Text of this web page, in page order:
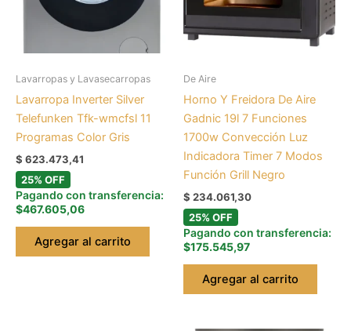
Lavarropas y Lavasecarropas
Lavarropa Inverter Silver
Telefunken Tfk-wmcfsl 11
Programas Color Gris
$ 623.473,41
25% OFF
Pagando con transferencia:
$467.605,06
Agregar al carrito
De Aire
Horno Y Freidora De Aire
Gadnic 19l 7 Funciones
1700w Convección Luz
Indicadora Timer 7 Modos
Función Grill Negro
$ 234.061,30
25% OFF
Pagando con transferencia:
$175.545,97
Agregar al carrito